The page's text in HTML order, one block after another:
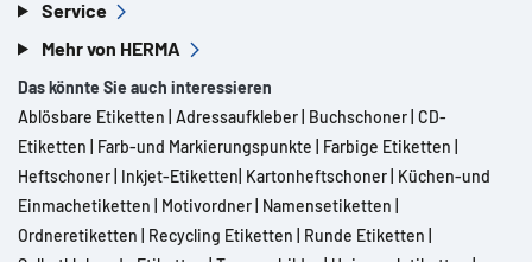
Service
Mehr von HERMA
Das könnte Sie auch interessieren
Ablösbare Etiketten Adressaufkleber Buchschoner CD-
Etiketten
Farb-und Markierungspunkte Farbige Etiketten
Heftschoner Inkjet-Etiketten Kartonheftschoner Küchen-und
Einmachetiketten
Motivordner Namensetiketten
Ordneretiketten
Recycling Etiketten Runde Etiketten